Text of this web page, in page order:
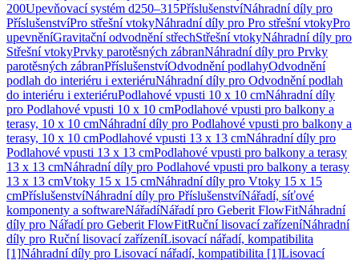
200Upevňovací systém d250–315PříslušenstvíNáhradní díly pro
PříslušenstvíPro střešní vtokyNáhradní díly pro Pro střešní vtokyPro
upevněníGravitační odvodnění střechStřešní vtokyNáhradní díly pro
Střešní vtokyPrvky parotěsných zábranNáhradní díly pro Prvky
parotěsných zábranPříslušenstvíOdvodnění podlahyOdvodnění
podlah do interiéru i exteriéruNáhradní díly pro Odvodnění podlah
do interiéru i exteriéruPodlahové vpusti 10 x 10 cmNáhradní díly
pro Podlahové vpusti 10 x 10 cmPodlahové vpusti pro balkony a
terasy, 10 x 10 cmNáhradní díly pro Podlahové vpusti pro balkony a
terasy, 10 x 10 cmPodlahové vpusti 13 x 13 cmNáhradní díly pro
Podlahové vpusti 13 x 13 cmPodlahové vpusti pro balkony a terasy
13 x 13 cmNáhradní díly pro Podlahové vpusti pro balkony a terasy
13 x 13 cmVtoky 15 x 15 cmNáhradní díly pro Vtoky 15 x 15
cmPříslušenstvíNáhradní díly pro PříslušenstvíNářadí, síťové
komponenty a softwareNářadíNářadí pro Geberit FlowFitNáhradní
díly pro Nářadí pro Geberit FlowFitRuční lisovací zařízeníNáhradní
díly pro Ruční lisovací zařízeníLisovací nářadí, kompatibilita
[1]Náhradní díly pro Lisovací nářadí, kompatibilita [1]Lisovací